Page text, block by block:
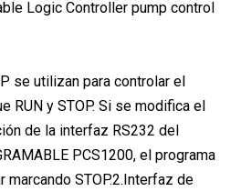
se utilizan para controlar el
RUN y STOP. Si se modifica el
de la interfaz RS232 del
PCS1200, el programa
STOP.2.Interfaz de